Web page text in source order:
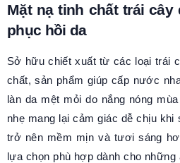
Mặt nạ tinh chất trái
phục hồi da
Sở hữu chiết xuất từ các loại trái
chất, sản phẩm giúp cấp nước
làn da mệt mỏi do nắng nóng
nhẹ mang lại cảm giác dễ chịu
trở nên mềm mịn và tươi sáng
lựa chọn phù hợp dành cho